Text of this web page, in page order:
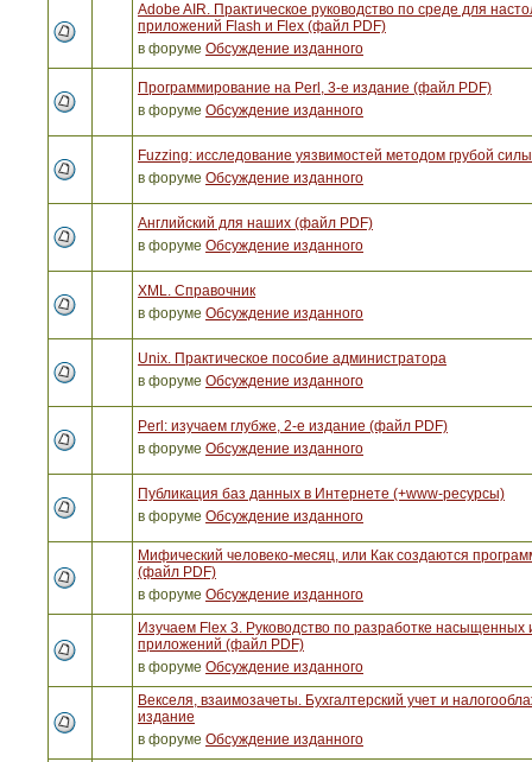
Adobe AIR. Практическое руководство по среде для
приложений Flash и Flex (файл PDF)
в форуме Обсуждение изданного
Программирование на Perl, 3-е издание (файл PDF)
в форуме Обсуждение изданного
Fuzzing: исследование уязвимостей методом грубой
в форуме Обсуждение изданного
Английский для наших (файл PDF)
в форуме Обсуждение изданного
XML. Справочник
в форуме Обсуждение изданного
Unix. Практическое пособие администратора
в форуме Обсуждение изданного
Perl: изучаем глубже, 2-е издание (файл PDF)
в форуме Обсуждение изданного
Публикация баз данных в Интернете (+www-ресурсы)
в форуме Обсуждение изданного
Мифический человеко-месяц, или Как создаются
(файл PDF)
в форуме Обсуждение изданного
Изучаем Flex 3. Руководство по разработке насыщенных
приложений (файл PDF)
в форуме Обсуждение изданного
Векселя, взаимозачеты. Бухгалтерский учет и
издание
в форуме Обсуждение изданного